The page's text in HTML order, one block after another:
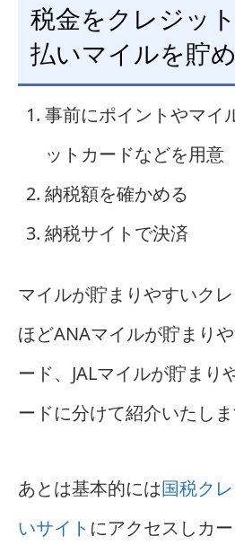
税金をクレジッ
払いマイルを貯
事前にポイントやマイ
ットカードなどを用意
納税額を確かめる
納税サイトで決済
マイルが貯まりやすいク
ほどANAマイルが貯まり
ード、JALマイルが貯まり
ードに分けて紹介いたしま
あとは基本的には国税ク
いサイト にアクセスしカ